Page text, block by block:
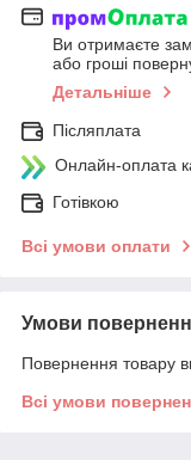
Ви отримаєте
або гроші
Детальніше
Післяплата
Онлайн-оплата
Готівкою
Всі умови оплати
Умови
Повернення товару
Всі умови